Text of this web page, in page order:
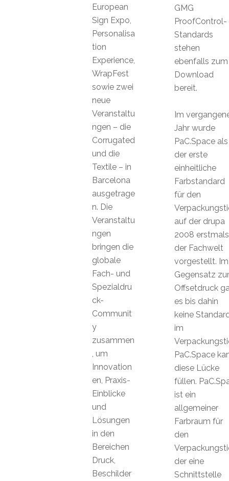
GMG
ProofControl-
Standards
stehen
ebenfalls zum
Download
bereit.
Im
Jahr wurde
PaC.Space als
der erste
einheitliche
Farbstandard
für den
auf der drupa
2008 erstmals
der Fachwelt
vorgestellt. Im
Gegensatz
Offsetdruck
es bis dahin
keine
im
PaC.Space
diese Lücke
füllen.
ist ein
allgemeiner
Farbraum für
den
der eine
Schnittstelle
European
Sign Expo,
Personalisa
tion
Experience,
WrapFest
sowie zwei
neue
Veranstaltu
ngen – die
Corrugated
und die
Textile – in
Barcelona
ausgetrage
n. Die
Veranstaltu
ngen
bringen die
globale
Fach- und
Spezialdru
ck-
Communit
y
zusammen
, um
Innovation
en, Praxis-
Einblicke
und
Lösungen
in den
Bereichen
Druck,
Beschilder